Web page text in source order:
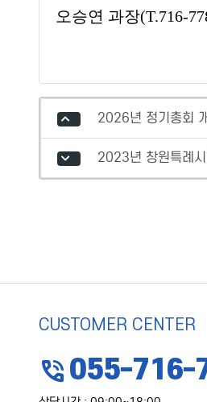
오승연 과장(T.716-
2026년 정기총회
2023년 창원특례
CUSTOMER CENTER
phone_in_talk 055-716-